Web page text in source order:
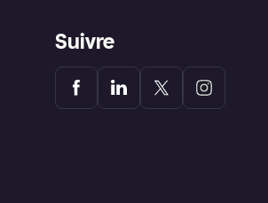
Suivre